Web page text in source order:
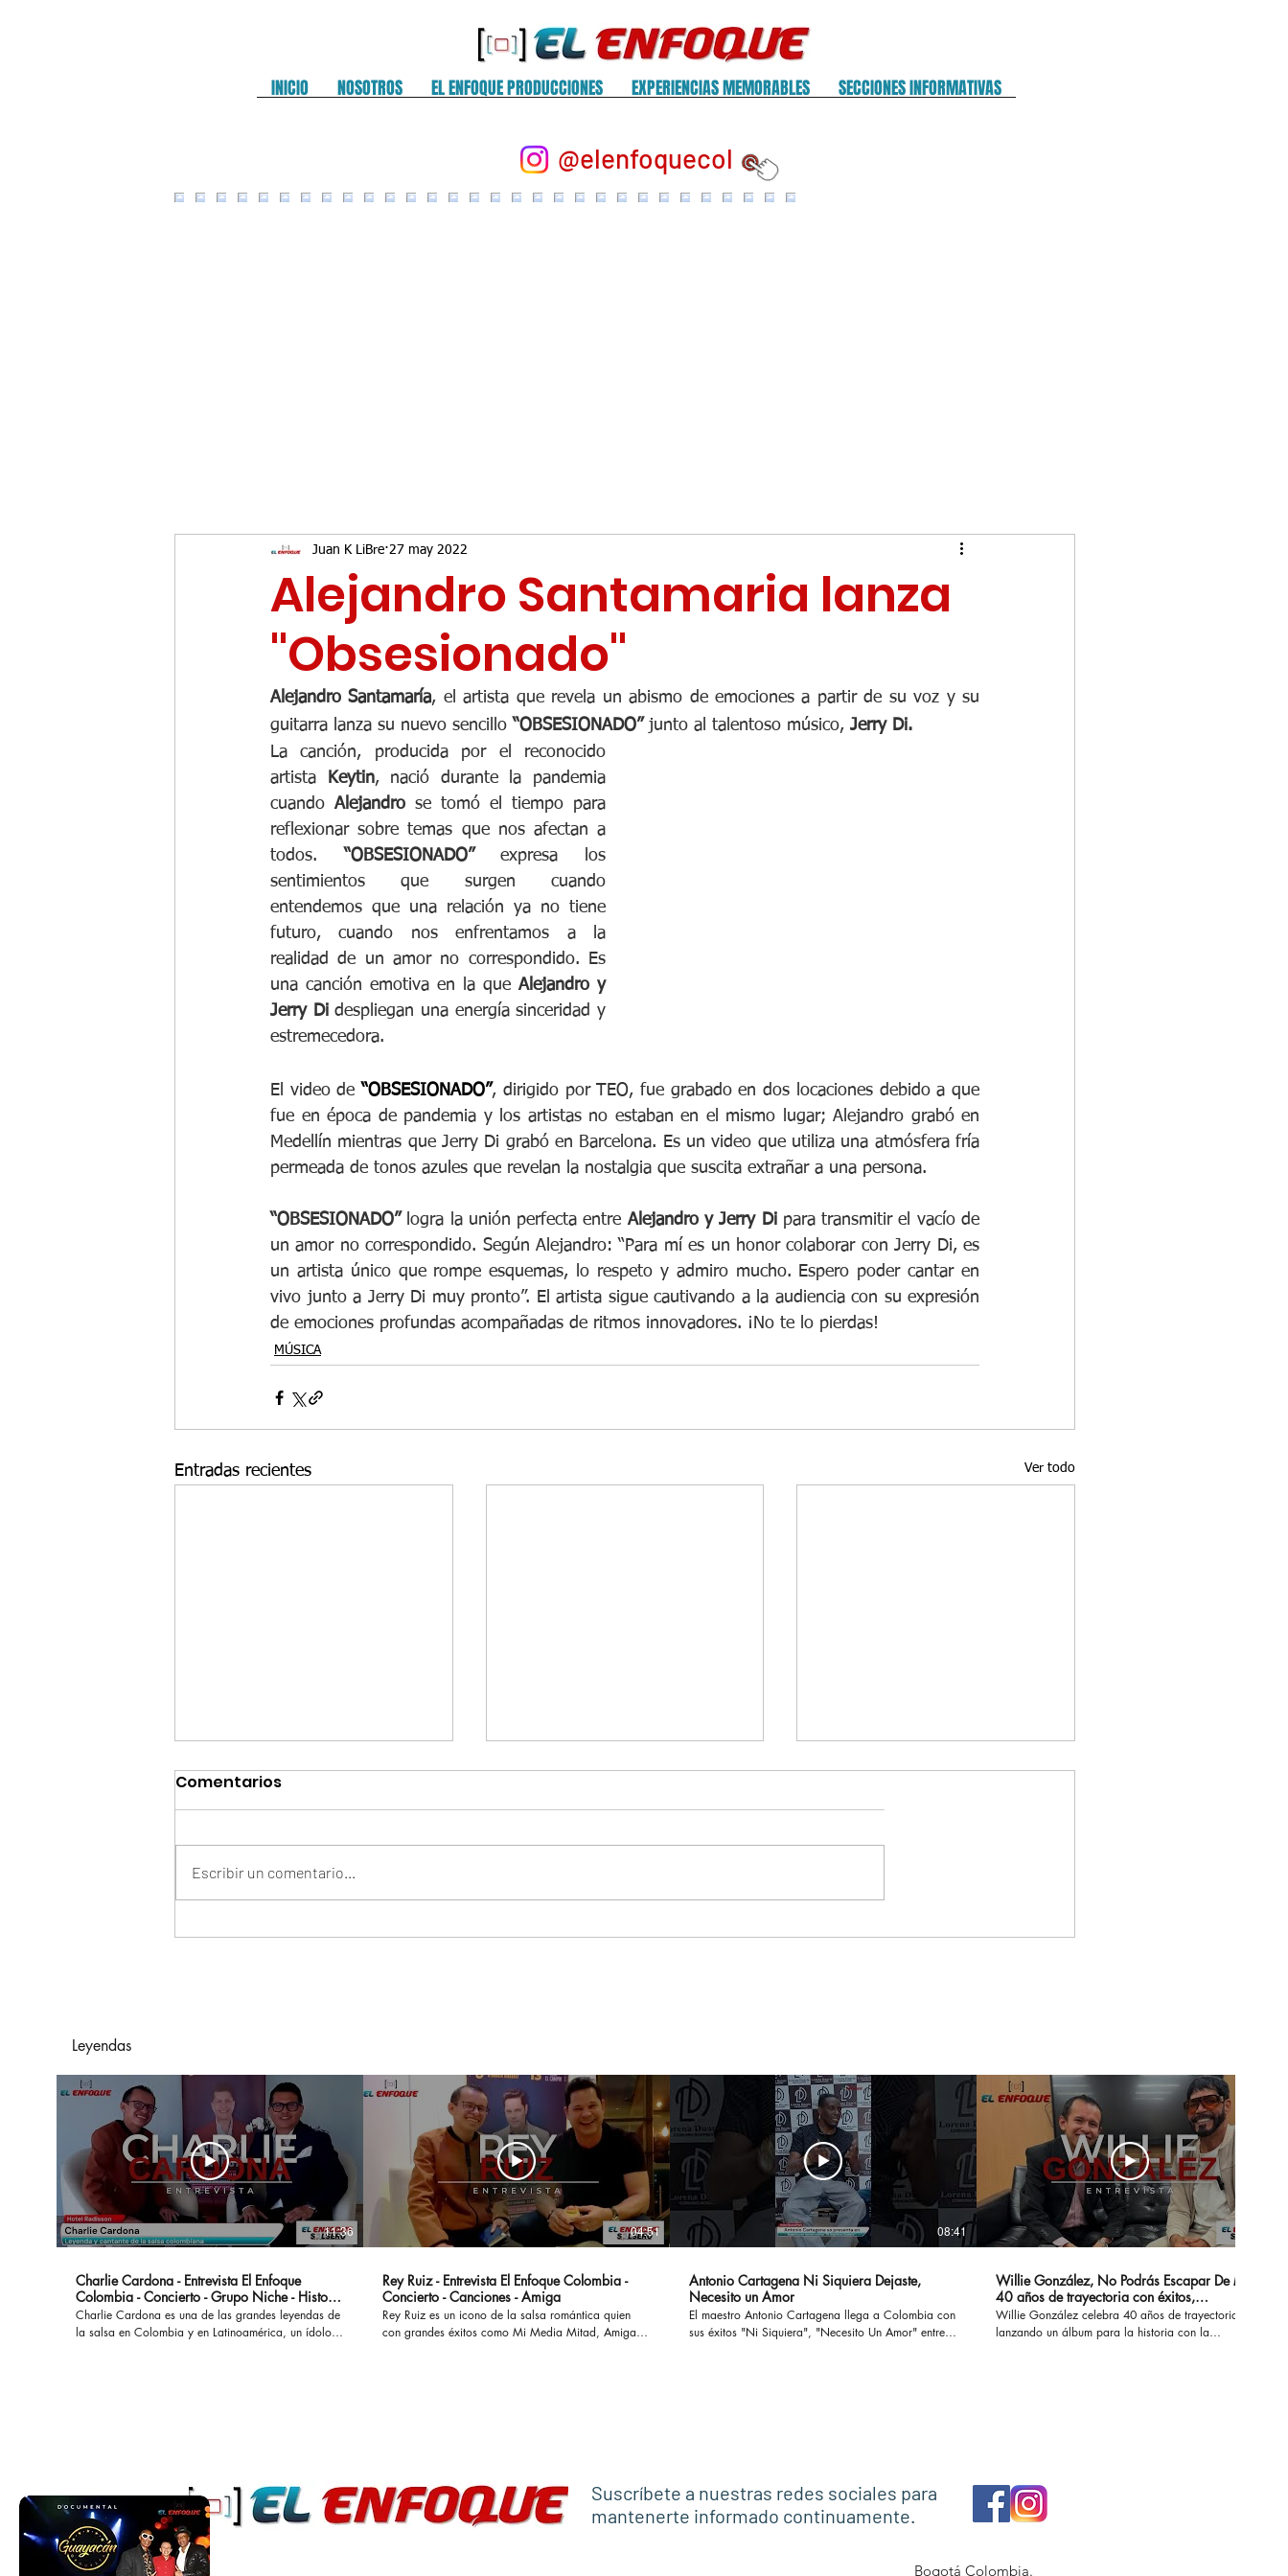
INICIO NOSOTROS EL ENFOQUE PRODUCCIONES EXPERIENCIAS MEMORABLES SECCIONES INFORMATIVAS
@elenfoquecol
Alejandro Santamaria lanza
"Obsesionado"
Juan K LiBre 27 may 2022
Alejandro Santamaría, el artista que revela un abismo de emociones a partir de su voz y su
guitarra lanza su nuevo sencillo “OBSESIONADO” junto al talentoso músico, Jerry Di.
La canción, producida por el reconocido
artista
Keytin, nació durante la pandemia
cuando Alejandro se tomó el tiempo para
reflexionar sobre temas que nos afectan a
todos. “OBSESIONADO” expresa los
sentimientos que surgen cuando
entendemos que una relación ya no tiene
futuro, cuando nos enfrentamos a la
realidad de un amor no correspondido. Es
una canción emotiva en la que Alejandro y
Jerry Di despliegan una energía sinceridad y
estremecedora.
El video de “OBSESIONADO”, dirigido por TEO, fue grabado en dos locaciones debido a que
fue en época de pandemia y los artistas no estaban en el mismo lugar; Alejandro grabó en
Medellín mientras que Jerry Di grabó en Barcelona. Es un video que utiliza una atmósfera fría
permeada de tonos azules que revelan la nostalgia que suscita extrañar a una persona.
“OBSESIONADO” logra la unión perfecta entre Alejandro y Jerry Di para transmitir el vacío de
un amor no correspondido. Según Alejandro: “Para mí es un honor colaborar con Jerry Di, es
un artista único que rompe esquemas, lo respeto y admiro mucho. Espero poder cantar en
vivo junto a Jerry Di muy pronto”. El artista sigue cautivando a la audiencia con su expresión
de emociones profundas acompañadas de ritmos innovadores. ¡No te lo pierdas!
MÚSICA
Entradas recientes Ver todo
Arelys Henao Y Grupo
Jessi Uribe pregunta lo
Maca & Gero, los artistas
Comentarios
Escribir un comentario...
Leyendas
11:36
Charlie Cardona - Entrevista El Enfoque
Colombia - Concierto - Grupo Niche - Historia
- Canciones
Charlie Cardona es una de las grandes leyendas de
la salsa en Colombia y en Latinoamérica, un ídolo
04:51
Rey Ruiz - Entrevista El Enfoque Colombia -
Concierto - Canciones - Amiga
Rey Ruiz es un icono de la salsa romántica quien
con grandes éxitos como Mi Media Mitad, Amiga,
#romantico #salsomanos #salsacubana #salsabaul
#salsaconestilo
08:41
Antonio Cartagena Ni Siquiera Dejaste,
Necesito un Amor
El maestro Antonio Cartagena llega a Colombia con
sus éxitos "Ni Siquiera", "Necesito Un Amor" entre
Willie González, No Podrás Escapar De Mi -
40 años de trayectoria con éxitos,
sensualidad y erotismo
Willie González celebra 40 años de trayectoria
lanzando un álbum para la historia con la
Suscríbete a nuestras redes sociales para
mantenerte informado continuamente.
Bogotá Colombia.